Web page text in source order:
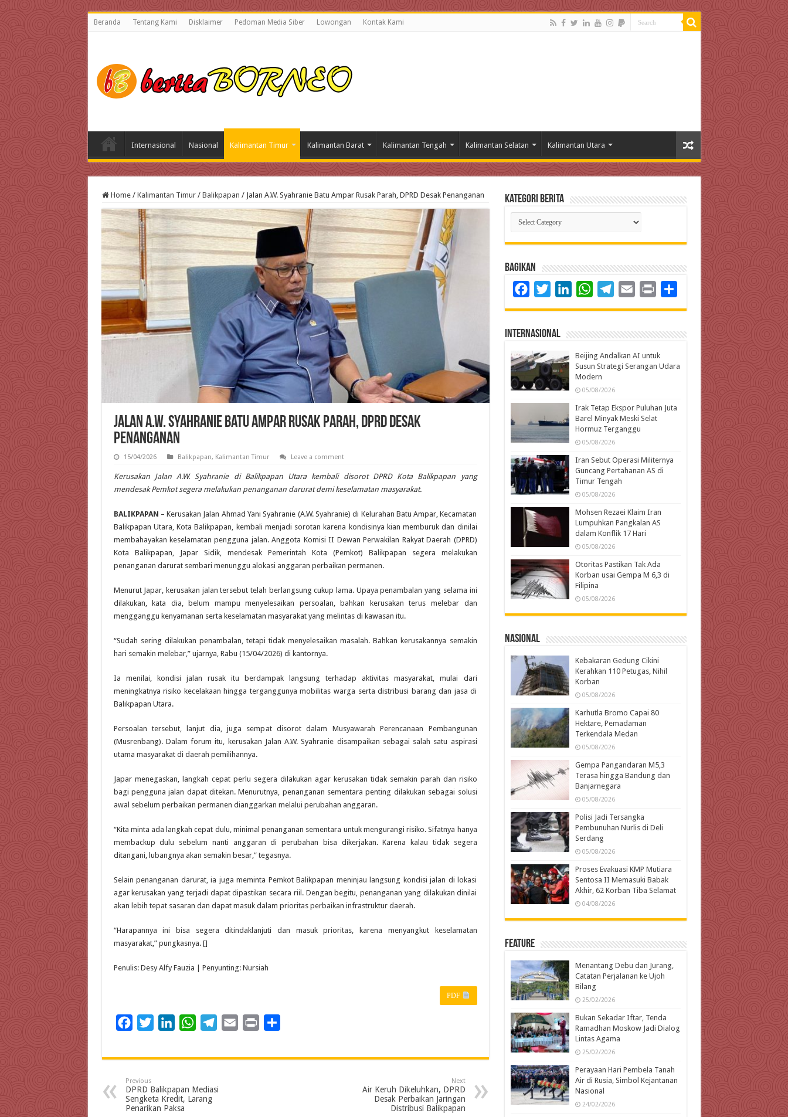
Beranda Tentang Kami Disklaimer Pedoman Media Siber Lowongan Kontak Kami
Internasional Nasional Kalimantan Timur Kalimantan Barat Kalimantan Tengah Kalimantan Selatan Kalimantan Utara
Home / Kalimantan Timur / Balikpapan / Jalan A.W. Syahranie Batu Ampar Rusak Parah, DPRD Desak Penanganan
Jalan A.W. Syahranie Batu Ampar Rusak Parah, DPRD Desak
Penanganan
15/04/2026 Balikpapan, Kalimantan Timur Leave a comment
Kerusakan Jalan A.W. Syahranie di Balikpapan Utara kembali disorot DPRD Kota Balikpapan yang
mendesak Pemkot segera melakukan penanganan darurat demi keselamatan masyarakat.
BALIKPAPAN – Kerusakan Jalan Ahmad Yani Syahranie (A.W. Syahranie) di Kelurahan Batu Ampar, Kecamatan
Balikpapan Utara, Kota Balikpapan, kembali menjadi sorotan karena kondisinya kian memburuk dan dinilai
membahayakan keselamatan pengguna jalan. Anggota Komisi II Dewan Perwakilan Rakyat Daerah (DPRD)
Kota Balikpapan, Japar Sidik, mendesak Pemerintah Kota (Pemkot) Balikpapan segera melakukan
penanganan darurat sembari menunggu alokasi anggaran perbaikan permanen.
Menurut Japar, kerusakan jalan tersebut telah berlangsung cukup lama. Upaya penambalan yang selama ini
dilakukan, kata dia, belum mampu menyelesaikan persoalan, bahkan kerusakan terus melebar dan
mengganggu kenyamanan serta keselamatan masyarakat yang melintas di kawasan itu.
“Sudah sering dilakukan penambalan, tetapi tidak menyelesaikan masalah. Bahkan kerusakannya semakin
hari semakin melebar,” ujarnya, Rabu (15/04/2026) di kantornya.
Ia menilai, kondisi jalan rusak itu berdampak langsung terhadap aktivitas masyarakat, mulai dari
meningkatnya risiko kecelakaan hingga terganggunya mobilitas warga serta distribusi barang dan jasa di
Balikpapan Utara.
Persoalan tersebut, lanjut dia, juga sempat disorot dalam Musyawarah Perencanaan Pembangunan
(Musrenbang). Dalam forum itu, kerusakan Jalan A.W. Syahranie disampaikan sebagai salah satu aspirasi
utama masyarakat di daerah pemilihannya.
Japar menegaskan, langkah cepat perlu segera dilakukan agar kerusakan tidak semakin parah dan risiko
bagi pengguna jalan dapat ditekan. Menurutnya, penanganan sementara penting dilakukan sebagai solusi
awal sebelum perbaikan permanen dianggarkan melalui perubahan anggaran.
“Kita minta ada langkah cepat dulu, minimal penanganan sementara untuk mengurangi risiko. Sifatnya hanya
membackup dulu sebelum nanti anggaran di perubahan bisa dikerjakan. Karena kalau tidak segera
ditangani, lubangnya akan semakin besar,” tegasnya.
Selain penanganan darurat, ia juga meminta Pemkot Balikpapan meninjau langsung kondisi jalan di lokasi
agar kerusakan yang terjadi dapat dipastikan secara riil. Dengan begitu, penanganan yang dilakukan dinilai
akan lebih tepat sasaran dan dapat masuk dalam prioritas perbaikan infrastruktur daerah.
“Harapannya ini bisa segera ditindaklanjuti dan masuk prioritas, karena menyangkut keselamatan
masyarakat,” pungkasnya. []
Penulis: Desy Alfy Fauzia | Penyunting: Nursiah
PDF
c
b
o
i
t
e
n
e
d
W
a
s
A
l
g
a
i
a
Previous
DPRD Balikpapan Mediasi
Sengketa Kredit, Larang
Penarikan Paksa
Next
Air Keruh Dikeluhkan, DPRD
Desak Perbaikan Jaringan
Distribusi Balikpapan
Kategori Berita
Kategori
Berita
Bagikan
FacebookTwitterLinkedInWhatsAppTelegram
Email Print
Internasional
Beijing Andalkan AI untuk
Susun Strategi Serangan Udara
Modern
05/08/2026
Irak Tetap Ekspor Puluhan Juta
Barel Minyak Meski Selat
Hormuz Terganggu
05/08/2026
Iran Sebut Operasi Militernya
Guncang Pertahanan AS di
Timur Tengah
05/08/2026
Mohsen Rezaei Klaim Iran
Lumpuhkan Pangkalan AS
dalam Konflik 17 Hari
05/08/2026
Otoritas Pastikan Tak Ada
Korban usai Gempa M 6,3 di
Filipina
05/08/2026
Nasional
Kebakaran Gedung Cikini
Kerahkan 110 Petugas, Nihil
Korban
05/08/2026
Karhutla Bromo Capai 80
Hektare, Pemadaman
Terkendala Medan
05/08/2026
Gempa Pangandaran M5,3
Terasa hingga Bandung dan
Banjarnegara
05/08/2026
Polisi Jadi Tersangka
Pembunuhan Nurlis di Deli
Serdang
05/08/2026
Proses Evakuasi KMP Mutiara
Sentosa II Memasuki Babak
Akhir, 62 Korban Tiba Selamat
04/08/2026
Feature
Menantang Debu dan Jurang,
Catatan Perjalanan ke Ujoh
Bilang
25/02/2026
Bukan Sekadar Iftar, Tenda
Ramadhan Moskow Jadi Dialog
Lintas Agama
25/02/2026
Perayaan Hari Pembela Tanah
Air di Rusia, Simbol Kejantanan
Nasional
24/02/2026